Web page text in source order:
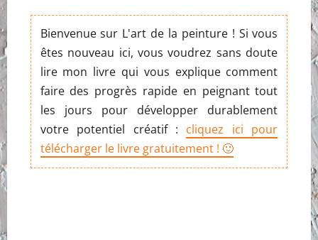
Bienvenue sur L'art de la peinture ! Si vous
êtes nouveau ici, vous voudrez sans doute
lire mon livre qui vous explique comment
faire des progrès rapide en peignant tout
les jours pour développer durablement
votre potentiel créatif : cliquez ici pour
télécharger le livre gratuitement ! 🙂